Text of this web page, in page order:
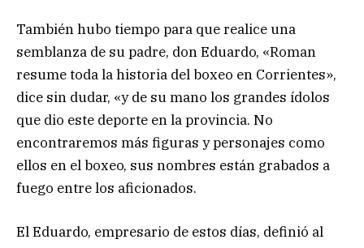
También hubo tiempo para que realice una
semblanza de su padre, don Eduardo, «Roman
resume toda la historia del boxeo en Corrientes»,
dice sin dudar, «y de su mano los grandes ídolos
que dio este deporte en la provincia. No
encontraremos más figuras y personajes como
ellos en el boxeo, sus nombres están grabados a
fuego entre los aficionados.
El Eduardo, empresario de estos días, definió al